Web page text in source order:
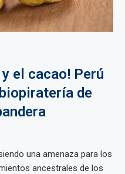
el cacao! Perú
de
una amenaza para los
ancestrales de los